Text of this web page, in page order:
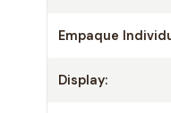
Empaque
Display: